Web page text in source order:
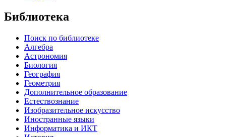
Библиотека
Поиск по библиотеке
Алгебра
Астрономия
Биология
География
Геометрия
Дополнительное образование
Естествознание
Изобразительное искусство
Иностранные языки
Информатика и ИКТ